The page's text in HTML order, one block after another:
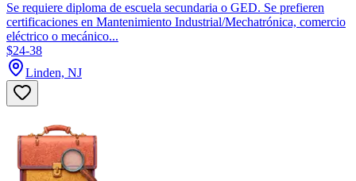
Se requiere diploma de escuela secundaria o GED. Se prefieren
certificaciones en Mantenimiento Industrial/Mechatrónica, comercio
eléctrico o mecánico...
$24-38
Linden, NJ